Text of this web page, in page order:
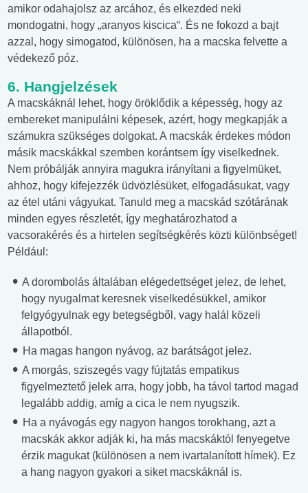
amikor odahajolsz az arcához, és elkezded neki
mondogatni, hogy „aranyos kiscica“. És ne fokozd a bajt
azzal, hogy simogatod, különösen, ha a macska felvette a
védekező póz.
6. Hangjelzések
A macskáknál lehet, hogy öröklődik a képesség, hogy az
embereket manipulálni képesek, azért, hogy megkapják a
számukra szükséges dolgokat. A macskák érdekes módon
másik macskákkal szemben korántsem így viselkednek.
Nem próbálják annyira magukra irányítani a figyelmüket,
ahhoz, hogy kifejezzék üdvözlésüket, elfogadásukat, vagy
az étel utáni vágyukat. Tanuld meg a macskád szótárának
minden egyes részletét, így meghatározhatod a
vacsorakérés és a hirtelen segítségkérés közti különbséget!
Például:
A dorombolás általában elégedettséget jelez, de lehet,
hogy nyugalmat keresnek viselkedésükkel, amikor
felgyógyulnak egy betegségből, vagy halál közeli
állapotból.
Ha magas hangon nyávog, az barátságot jelez.
A morgás, sziszegés vagy fújtatás empatikus
figyelmeztető jelek arra, hogy jobb, ha távol tartod magad
legalább addig, amíg a cica le nem nyugszik.
Ha a nyávogás egy nagyon hangos torokhang, azt a
macskák akkor adják ki, ha más macskáktól fenyegetve
érzik magukat (különösen a nem ivartalanított hímek). Ez
a hang nagyon gyakori a siket macskáknál is.